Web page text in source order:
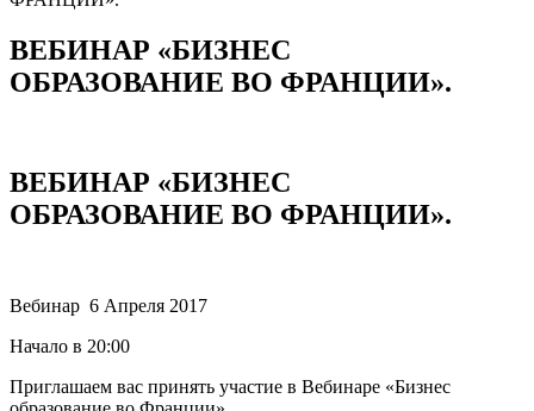
ВЕБИНАР «БИЗНЕС
ОБРАЗОВАНИЕ ВО ФРАНЦИИ».
ВЕБИНАР «БИЗНЕС
ОБРАЗОВАНИЕ ВО ФРАНЦИИ».
Вебинар 6 Апреля 2017
Начало в 20:00
Приглашаем вас принять участие в Вебинаре «Бизнес